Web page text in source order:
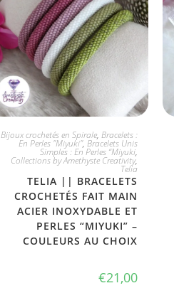
CHOIX DIVERS
Bijoux crochetés en Spirale, Bracelets :
En Perles "Miyuki", Bracelets Unis
Simples : En Perles “Miyuki,
Collections by Amethyste Creativity,
Telia
TELIA || BRACELETS
CROCHETÉS FAIT MAIN
ACIER INOXYDABLE ET
PERLES “MIYUKI” –
COULEURS AU CHOIX
€21,00